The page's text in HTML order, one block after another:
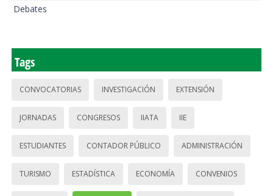
Debates
Tags
CONVOCATORIAS INVESTIGACIÓN EXTENSIÓN
JORNADAS CONGRESOS IIATA IIE
ESTUDIANTES CONTADOR PÚBLICO ADMINISTRACIÓN
TURISMO ESTADÍSTICA ECONOMÍA CONVENIOS